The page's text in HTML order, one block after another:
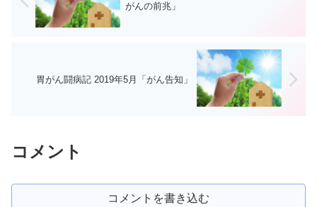
がんの前兆」
胃がん闘病記 2019年5月「がん告知」
コメント
コメントを書き込む